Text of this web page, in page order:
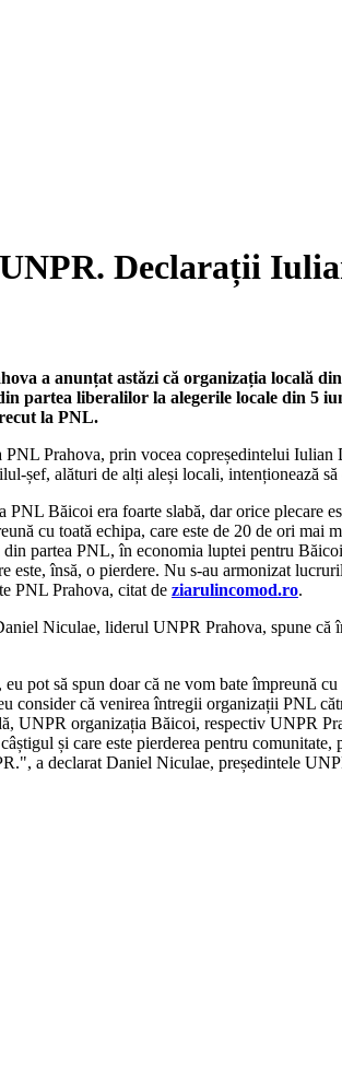
Declarații
a anunțat astăzi că organizația locală
partea liberalilor la alegerile locale din 5
la PNL.
PNL Prahova, prin vocea copreședintelui Iulian
șef, alături de alți aleși locali, intenționează
PNL Băicoi era foarte slabă, dar orice plecare
cu toată echipa, care este de 20 de ori mai
partea PNL, în economia luptei pentru
este, însă, o pierdere. Nu s-au armonizat
PNL Prahova, citat de ziarulincomod.ro.
Niculae, liderul UNPR Prahova, spune că
pot să spun doar că ne vom bate împreună
consider că venirea întregii organizații PNL
UNPR organizația Băicoi, respectiv UNPR
și care este pierderea pentru
a declarat Daniel Niculae, președintele